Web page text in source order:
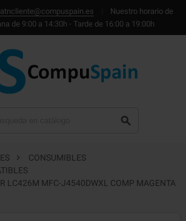
atncliente@compuspain.es
Nuestro horario de
de 9:00 a 14:30h - Tarde de 16:00 a 19:00h


CONSUMIBLES
LC426M MFC-J4540DWXL COMP MAGENTA